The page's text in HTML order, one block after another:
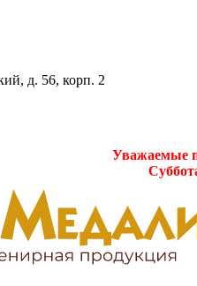
д. 56, корп. 2
Уважаемые